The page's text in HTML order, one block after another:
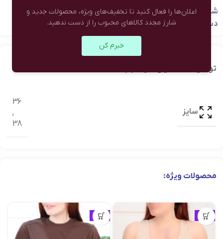
شناسه محصول:نامعلوم
دسته:
لباس مردانه, شلوار
توضیحات تکمیلی
سایز
36
,
38
محصولات ویژه:
ویژه ویژه
اعلان‌ها را فعال کنید تا تخفیف‌های ویژه، محصولات جدید و
شارژ مجدد کالاهای محبوب را از دست ندهید.
خبرم کن